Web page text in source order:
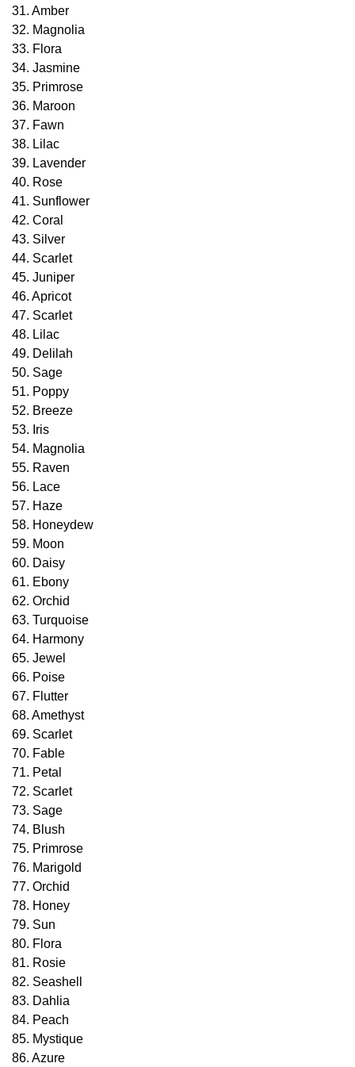
31. Amber
32. Magnolia
33. Flora
34. Jasmine
35. Primrose
36. Maroon
37. Fawn
38. Lilac
39. Lavender
40. Rose
41. Sunflower
42. Coral
43. Silver
44. Scarlet
45. Juniper
46. Apricot
47. Scarlet
48. Lilac
49. Delilah
50. Sage
51. Poppy
52. Breeze
53. Iris
54. Magnolia
55. Raven
56. Lace
57. Haze
58. Honeydew
59. Moon
60. Daisy
61. Ebony
62. Orchid
63. Turquoise
64. Harmony
65. Jewel
66. Poise
67. Flutter
68. Amethyst
69. Scarlet
70. Fable
71. Petal
72. Scarlet
73. Sage
74. Blush
75. Primrose
76. Marigold
77. Orchid
78. Honey
79. Sun
80. Flora
81. Rosie
82. Seashell
83. Dahlia
84. Peach
85. Mystique
86. Azure